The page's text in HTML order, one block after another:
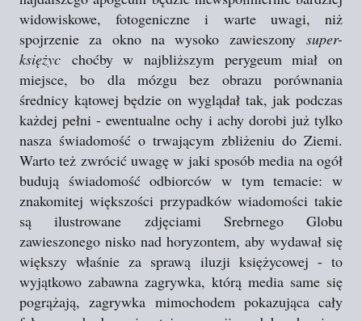
widowiskowe, fotogeniczne i warte uwagi, niż
spojrzenie za okno na wysoko zawieszony super-
księżyc choćby w najbliższym perygeum miał on
miejsce, bo dla mózgu bez obrazu porównania
średnicy kątowej będzie on wyglądał tak, jak podczas
każdej pełni - ewentualne ochy i achy dorobi już tylko
nasza świadomość o trwającym zbliżeniu do Ziemi.
Warto też zwrócić uwagę w jaki sposób media na ogół
budują świadomość odbiorców w tym temacie: w
znakomitej większości przypadków wiadomości takie
są ilustrowane zdjęciami Srebrnego Globu
zawieszonego nisko nad horyzontem, aby wydawał się
większy właśnie za sprawą iluzji księżycowej - to
wyjątkowo zabawna zagrywka, którą media same się
pogrążają, zagrywka mimochodem pokazująca cały